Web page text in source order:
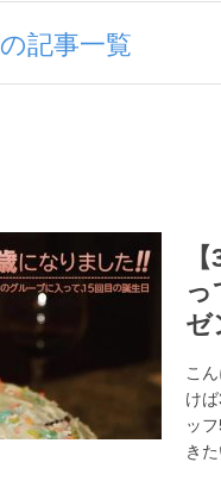
の記事一覧
ゼ
こ
け
ッ
き